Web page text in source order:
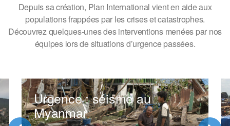
Depuis sa création, Plan International vient en aide aux
populations frappées par les crises et catastrophes.
Découvrez quelques-unes des interventions menées par nos
équipes lors de situations d’urgence passées.
Urgence : séisme au
Myanmar